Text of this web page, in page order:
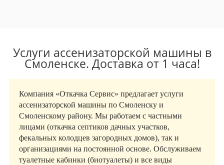
Услуги ассенизаторской машины в
Смоленске. Доставка от 1 часа!
Компания «Откачка Сервис» предлагает услуги
ассенизаторской машины по Смоленску и
Смоленскому району. Мы работаем с частными
лицами (откачка септиков дачных участков,
фекальных колодцев загородных домов), так и
организациями на постоянной основе. Обслуживаем
туалетные кабинки (биотуалеты) и все виды